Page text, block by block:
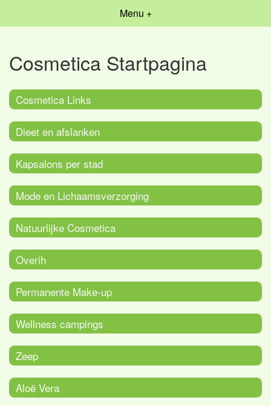
Menu +
Cosmetica Startpagina
Cosmetica Links
Dieet en afslanken
Kapsalons per stad
Mode en Lichaamsverzorging
Natuurlijke Cosmetica
Overih
Permanente Make-up
Wellness campings
Zeep
Aloë Vera